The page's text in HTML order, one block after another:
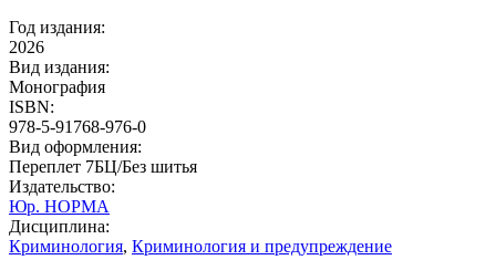
Год издания:
2026
Вид издания:
Монография
ISBN:
978-5-91768-976-0
Вид оформления:
Переплет 7БЦ/Без шитья
Издательство:
Юр. НОРМА
Дисциплина:
Криминология, Криминология и предупреждение